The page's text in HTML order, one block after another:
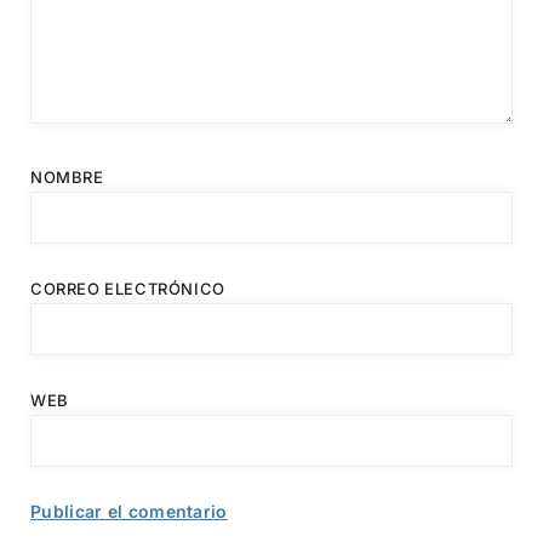
NOMBRE
CORREO ELECTRÓNICO
WEB